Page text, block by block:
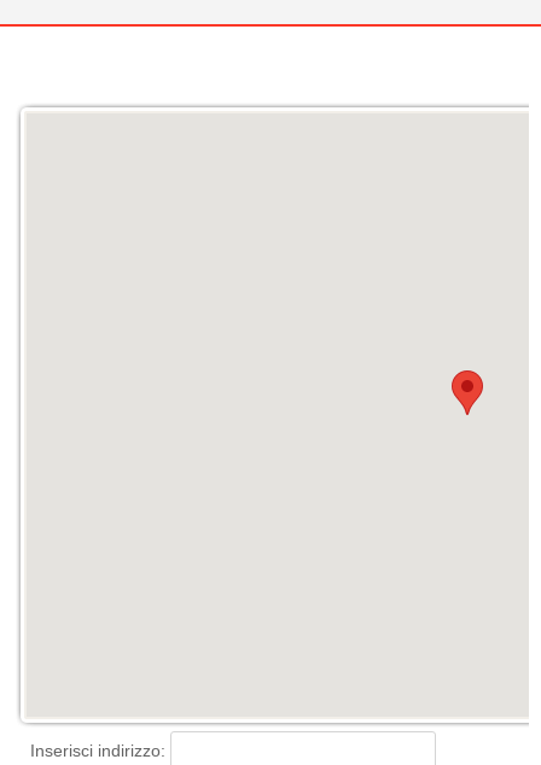
Inserisci indirizzo: